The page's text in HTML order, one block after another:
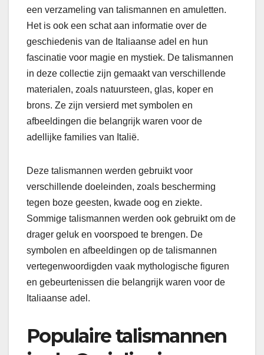
een verzameling van talismannen en amuletten.
Het is ook een schat aan informatie over de
geschiedenis van de Italiaanse adel en hun
fascinatie voor magie en mystiek. De talismannen
in deze collectie zijn gemaakt van verschillende
materialen, zoals natuursteen, glas, koper en
brons. Ze zijn versierd met symbolen en
afbeeldingen die belangrijk waren voor de
adellijke families van Italië.
Deze talismannen werden gebruikt voor
verschillende doeleinden, zoals bescherming
tegen boze geesten, kwade oog en ziekte.
Sommige talismannen werden ook gebruikt om de
drager geluk en voorspoed te brengen. De
symbolen en afbeeldingen op de talismannen
vertegenwoordigden vaak mythologische figuren
en gebeurtenissen die belangrijk waren voor de
Italiaanse adel.
Populaire talismannen